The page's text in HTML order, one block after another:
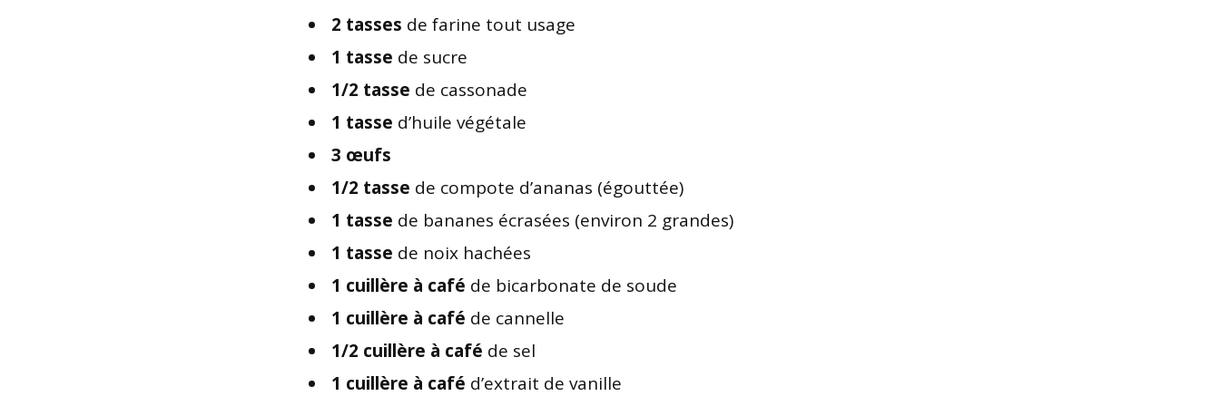
2 tasses de farine tout usage
1 tasse de sucre
1/2 tasse de cassonade
1 tasse d’huile végétale
3 œufs
1/2 tasse de compote d’ananas (égouttée)
1 tasse de bananes écrasées (environ 2 grandes)
1 tasse de noix hachées
1 cuillère à café de bicarbonate de soude
1 cuillère à café de cannelle
1/2 cuillère à café de sel
1 cuillère à café d’extrait de vanille